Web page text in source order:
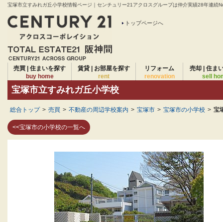
宝塚市立すみれガ丘小学校情報ページ｜センチュリー21アクロスグループは仲介実績28年連続
トップページへ
売買 | 住まいを探す
buy home
賃貸 | お部屋を探す
rent
リフォーム
renovation
売却 | 住ま
sell
宝塚市立すみれガ丘小学校
総合トップ > 売買 > 不動産の周辺学校案内 > 宝塚市 > 宝塚市の小学校 > 宝
<<宝塚市の小学校の一覧へ